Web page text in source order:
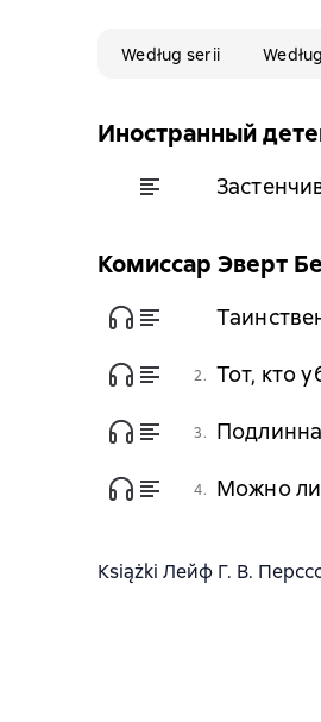
Według serii
Иностранный
Комиссар Эверт
2. Тот, кто
3.
4. Можно
Książki Лейф Г. В.